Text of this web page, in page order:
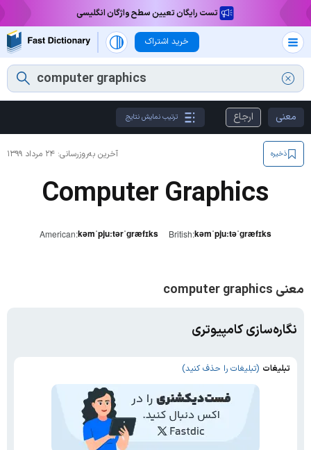
تست رایگان تعیین سطح واژگان انگلیسی
خرید اشتراک
معنی ارجاع ترتیب نمایش نتایج
آخرین به‌روزرسانی: ۲۴ مرداد ۱۳۹۹ ذخیره
Computer Graphics
American:kəmˈpjuːtərˈɡræfɪks British:kəmˈpjuːtəˈɡræfɪks
معنی computer graphics
نگاره‌سازی کامپیوتری
تبلیغات (تبلیغات را حذف کنید)